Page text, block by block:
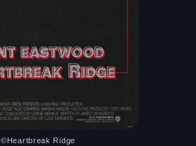
©Heartbreak Ridge